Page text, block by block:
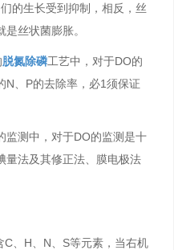
的生长受到抑制，相反，丝
丝状菌膨胀。
脱氮除磷工艺中，对于DO的
N、P的去除率，必1须保证
监测中，对于DO的监测是十
量法及其修正法、膜电极法
、H、N、S等元素，当右机